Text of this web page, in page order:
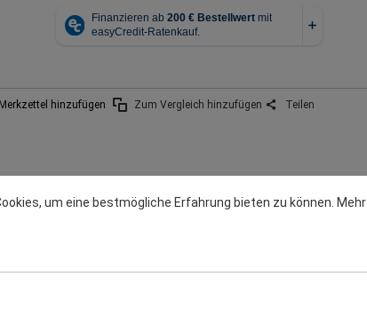
hinzufügen Zum Vergleich hinzufügen Teilen
in Germany.
Zum Räuchern, Smoken, Grillen oder Rauchen von
Grillgut mit unseren hochwertigen und aromatischen Räucher-
um eine bestmögliche Erfahrung bieten zu können. Mehr